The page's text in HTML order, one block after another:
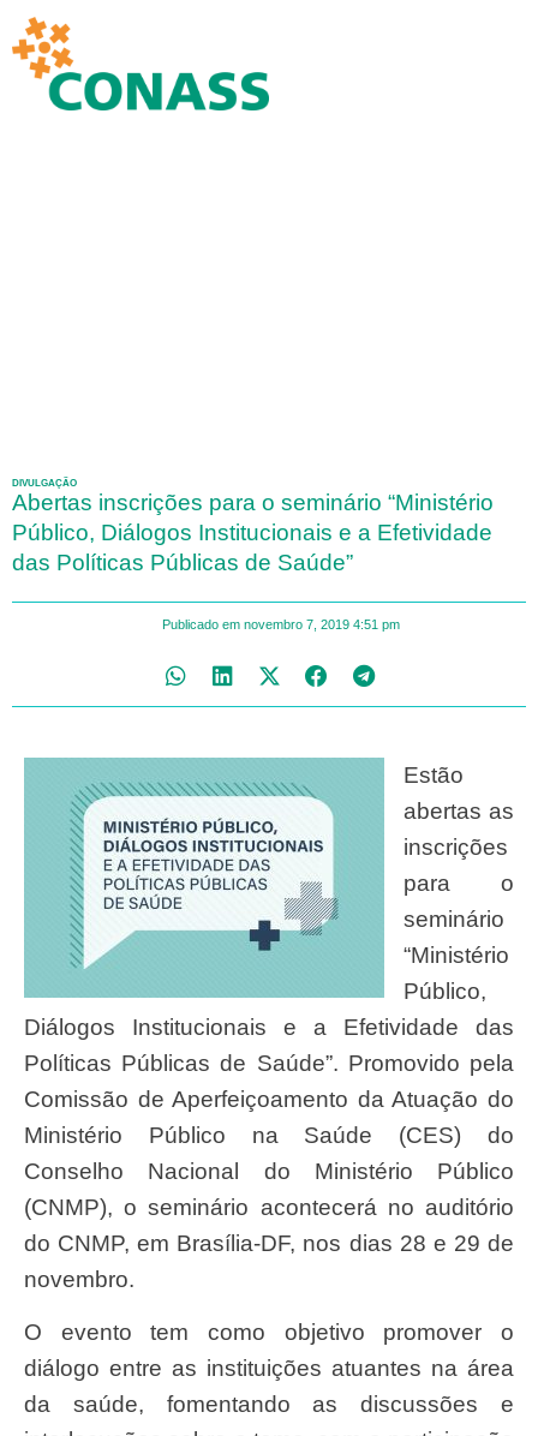
DIVULGAÇÃO
Abertas inscrições para o seminário “Ministério
Público, Diálogos Institucionais e a Efetividade
das Políticas Públicas de Saúde”
Publicado em novembro 7, 2019 4:51 pm
Estão
abertas as
inscrições
para o
seminário
“Ministério
Público,
Diálogos Institucionais e a Efetividade das
Políticas Públicas de Saúde”. Promovido pela
Comissão de Aperfeiçoamento da Atuação do
Ministério Público na Saúde (CES) do
Conselho Nacional do Ministério Público
(CNMP), o seminário acontecerá no auditório
do CNMP, em Brasília-DF, nos dias 28 e 29 de
novembro.
O evento tem como objetivo promover o
diálogo entre as instituições atuantes na área
da saúde, fomentando as discussões e